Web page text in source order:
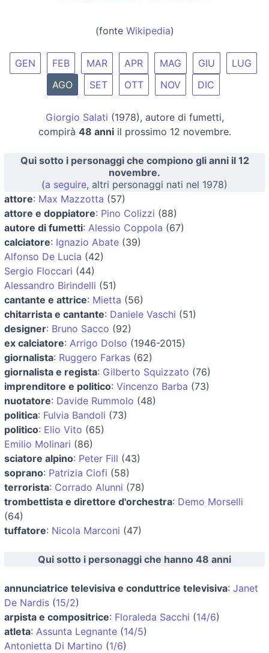
(fonte Wikipedia)
GEN FEB MAR APR MAG GIU
LUG
AGO
SET OTT NOV DIC
Giorgio Salati (1978), autore di fumetti,
compirà 48 anniil prossimo 12 novembre.
Qui sotto i personaggi che compiono gli anni il 12
novembre.
(a seguire, altri personaggi nati nel 1978)
attore: Max Mazzotta (57)
attore e doppiatore: Pino Colizzi (88)
autore di fumetti: Alessio Coppola (67)
calciatore: Ignazio Abate (39)
Alfonso De Lucia (42)
Sergio Floccari (44)
Alessandro Birindelli (51)
cantante e attrice: Mietta (56)
chitarrista e cantante: Daniele Vaschi (51)
designer: Bruno Sacco (92)
ex calciatore: Arrigo Dolso (1946-2015)
giornalista: Ruggero Farkas (62)
giornalista e regista: Gilberto Squizzato (76)
imprenditore e politico: Vincenzo Barba (73)
nuotatore: Davide Rummolo (48)
politica: Fulvia Bandoli (73)
politico: Elio Vito (65)
Emilio Molinari (86)
sciatore alpino: Peter Fill (43)
soprano: Patrizia Ciofi (58)
terrorista: Corrado Alunni (78)
trombettista e direttore d'orchestra: Demo Morselli
(64)
tuffatore: Nicola Marconi (47)
Qui sotto i personaggi che hanno 48 anni
annunciatrice televisiva e conduttrice televisiva: Janet
De Nardis (15/2)
arpista e compositrice: Floraleda Sacchi (14/6)
atleta: Assunta Legnante (14/5)
Antonietta Di Martino (1/6)